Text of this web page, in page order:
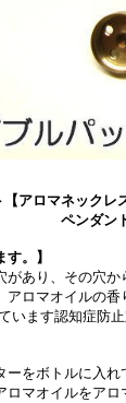
アロマネックレ
ペンダン
す。】
があり、その穴か
ロマオイルの香
います認知症防
をボトルに入れ
ロマオイルをア